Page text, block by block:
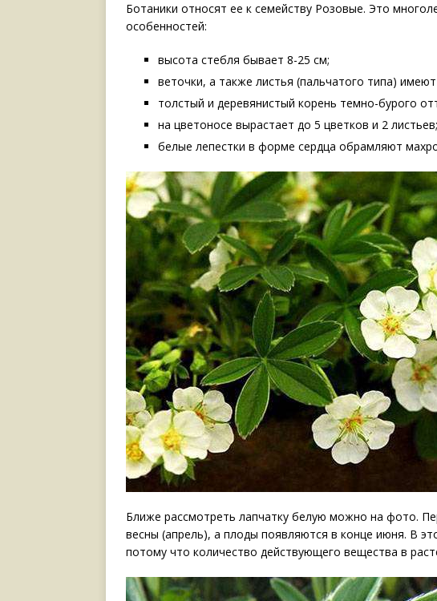
Ботаники относят ее к семейству Розовые. Это
особенностей:
высота стебля бывает 8-25 см;
веточки, а также листья (пальчатого типа)
толстый и деревянистый корень темно-бурого
на цветоносе вырастает до 5 цветков и 2 листьев;
белые лепестки в форме сердца обрамляют
Ближе рассмотреть лапчатку белую можно на фото.
весны (апрель), а плоды появляются в конце июня. В
потому что количество действующего вещества в